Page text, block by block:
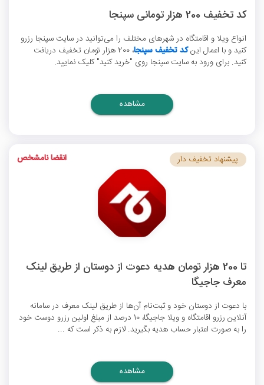
کد تخفیف 200 هزار تومانی سپنجا
انواع ویلا و اقامتگاه در شهرهای مختلف را می‌توانید در سایت سپنجا رزرو
کنید و با اعمال اینکد تخفیف سپنجا
، 200 هزار تومان تخفیف دریافت
کنید. برای ورود به سایت سپنجا روی "خرید کنید" کلیک نمایید.
مشاهده
تا 200 هزار تومان هدیه دعوت از دوستان از طریق لینک
معرف جاجیگا
با دعوت از دوستان خود و ثبت‌نام آن‌ها از طریق لینک معرف در سامانه
آنلاین رزرو اقامتگاه و ویلا جاجیگا، 10 درصد از مبلغ اولین رزرو دوست خود
را به صورت اعتبار حساب هدیه بگیرید. لازم به ذکر است که ...
پیشنهاد تخفیف دار انقضا نامشخص
مشاهده